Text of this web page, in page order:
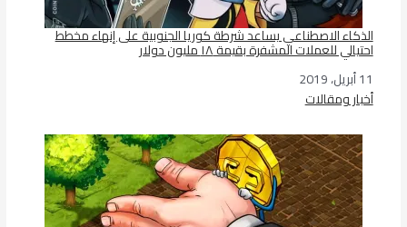
الذكاء الاصطناعي يساعد شرطة كوريا الجنوبية على إنهاء مخطط
احتيالي للعملات المشفرة بقيمة ١٨ مليون دولار
التاريخ
11 أبريل، 2019
في ما يتعلق بما يأتي
أخبار ومقالات